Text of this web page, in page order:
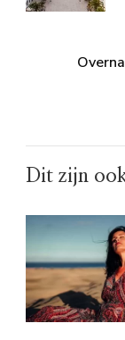
Dit zijn